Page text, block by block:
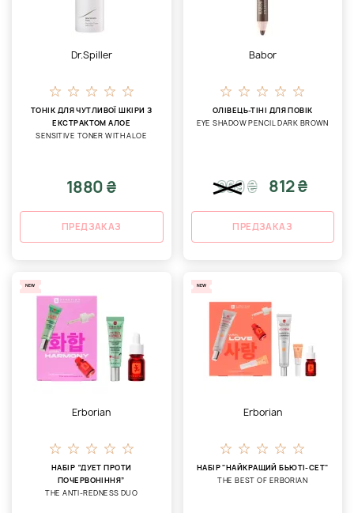
Dr.Spiller
ТОНІК ДЛЯ ЧУТЛИВОЇ ШКІРИ З
ЕКСТРАКТОМ АЛОЕ
SENSITIVE TONER WITH ALOE
1880 ₴
ПРЕДЗАКАЗ
Babor
ОЛІВЕЦЬ-ТІНІ ДЛЯ ПОВІК
EYE SHADOW PENCIL DARK BROWN
969₴ 812 ₴
ПРЕДЗАКАЗ
NEW
Erborian
НАБІР “ДУЕТ ПРОТИ
ПОЧЕРВОНІННЯ”
THE ANTI-REDNESS DUO
NEW
Erborian
НАБІР "НАЙКРАЩИЙ БЬЮТІ-СЕТ"
THE BEST OF ERBORIAN